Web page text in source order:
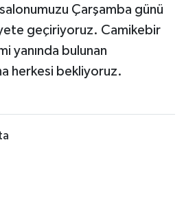
Çarşamba günü
geçiriyoruz. Camikebir
yanında bulunan
herkesi bekliyoruz.